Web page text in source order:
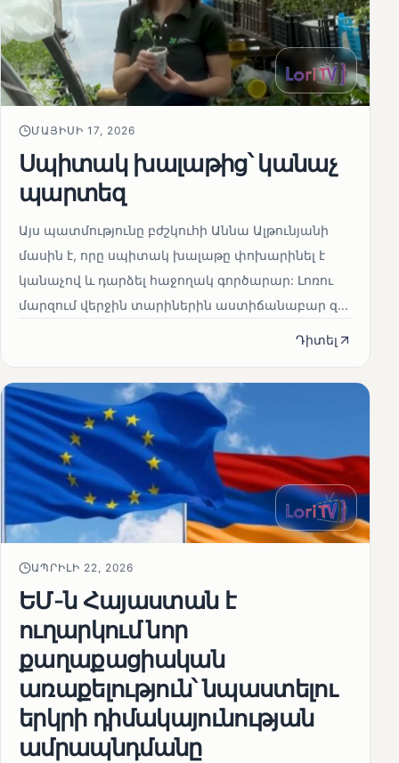
ՄԱՅԻՍԻ 17, 2026
Սպիտակ խալաթից՝ կանաչ
պարտեզ
Այս պատմությունը բժշկուհի Աննա Ալթունյանի
մասին է, որը սպիտակ խալաթը փոխարինել է
կանաչով և դարձել հաջողակ գործարար: Լոռու
մարզում վերջին տարիներին աստիճանաբար զ...
Դիտել
ԱՊՐԻԼԻ 22, 2026
ԵՄ-ն Հայաստան է
ուղարկում նոր
քաղաքացիական
առաքելություն՝ նպաստելու
երկրի դիմակայունության
ամրապնդմանը